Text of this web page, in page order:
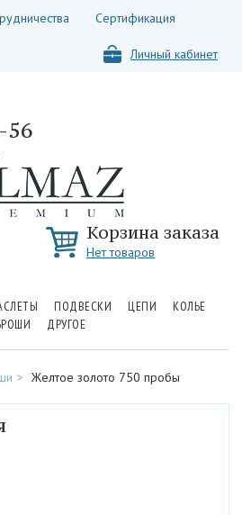
Сертификация
Личный кабинет
56
Корзина заказа
Нет товаров
ПОДВЕСКИ ЦЕПИ
КОЛЬЕ
ДРУГОЕ
Желтое золото 750 пробы